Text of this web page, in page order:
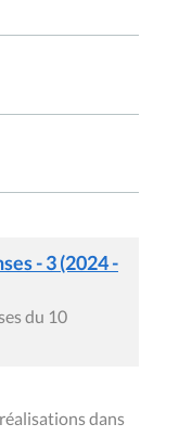
- 3 (2024 -
du 10
dans